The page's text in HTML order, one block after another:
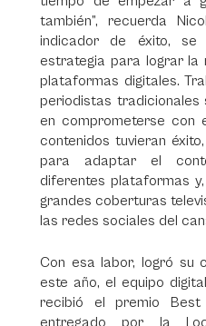
también”, recuerda
indicador de éxito,
estrategia para lograr la
plataformas digitales.
periodistas tradicionales
en comprometerse con
contenidos tuvieran
para adaptar el
diferentes plataformas
grandes coberturas
las redes sociales del
Con esa labor, logró su
este año, el equipo
recibió el premio Best
entregado por la